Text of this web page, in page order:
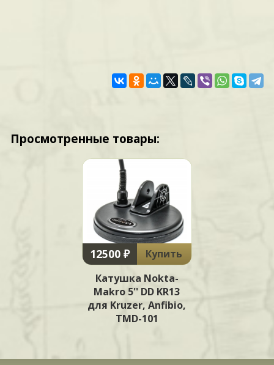
Просмотренные товары:
12500 ₽
Купить
Катушка Nokta-
Makro 5'' DD KR13
для Kruzer, Anfibio,
TMD-101